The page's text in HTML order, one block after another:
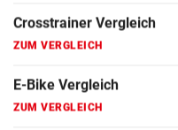
ZUM VERGLEICH
ZUM VERGLEICH